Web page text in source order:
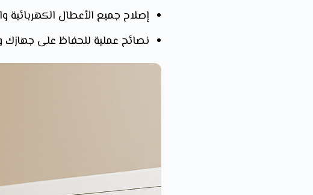
إصلاح جميع الأعطال الكهربائية
نصائح عملية للحفاظ على جهازك